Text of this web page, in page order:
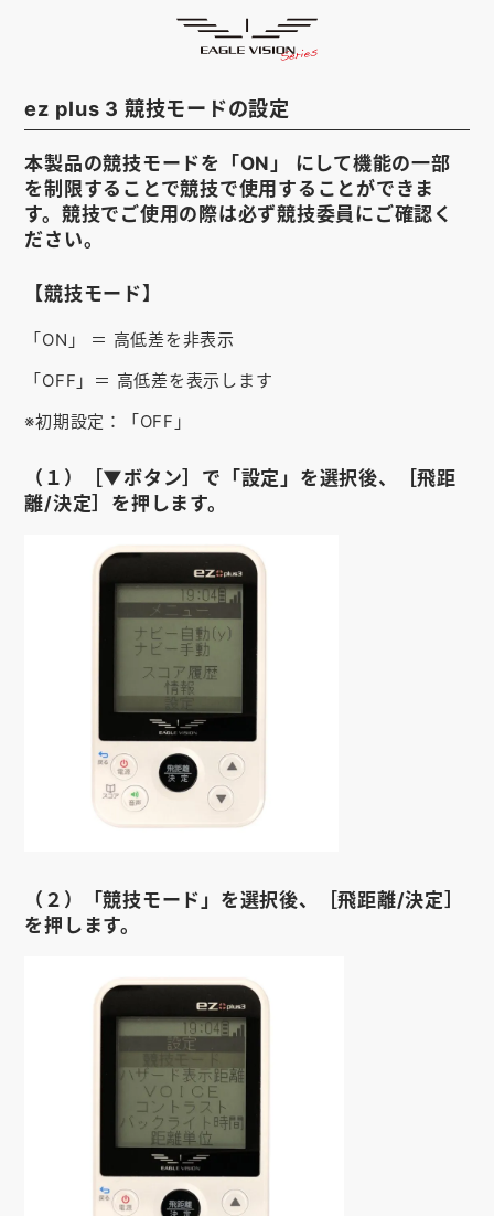
スマホアプリ
ピンポジ君PIN POSITION
対応コース COURSE
EVステーション
取扱い店舗 SHOP
サポートSUPPORT
お知らせ
お問い合わせ
公式オンラインショップ
サポート
ez plus 3 競技モードの設定
本製品の競技モードを「ON」 にして機能の一部
を制限することで競技で使用することができま
す。競技でご使用の際は必ず競技委員にご確認く
ださい。
【競技モード】
「ON」 ＝ 高低差を非表示
「OFF」＝ 高低差を表示します
※初期設定：「OFF」
（１）［▼ボタン］で「設定」を選択後、［飛距
離/決定］を押します。
（２）「競技モード」を選択後、［飛距離/決定］
を押します。